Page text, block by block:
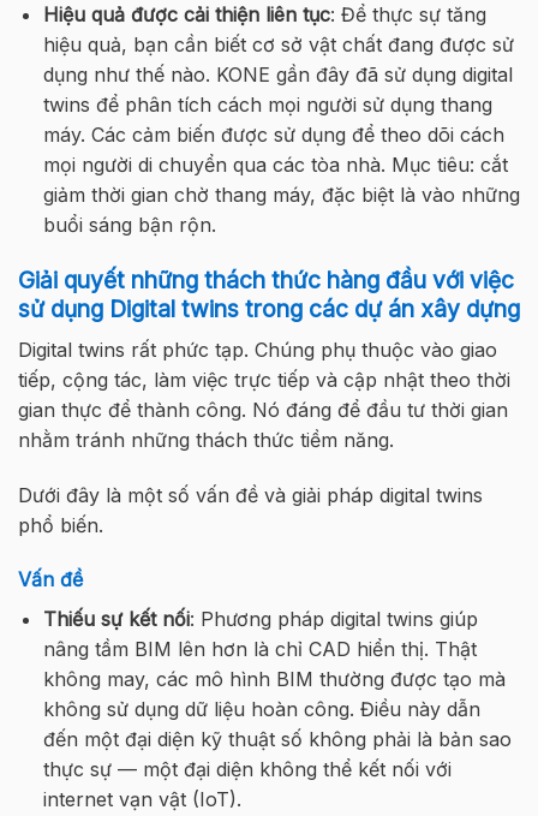
Hiệu quả được cải thiện liên tục: Để thực sự tăng
hiệu quả, bạn cần biết cơ sở vật chất đang được sử
dụng như thế nào. KONE gần đây đã sử dụng digital
twins để phân tích cách mọi người sử dụng thang
máy. Các cảm biến được sử dụng để theo dõi cách
mọi người di chuyển qua các tòa nhà. Mục tiêu: cắt
giảm thời gian chờ thang máy, đặc biệt là vào những
buổi sáng bận rộn.
Giải quyết những thách thức hàng đầu với việc
sử dụng Digital twins trong các dự án xây dựng
Digital twins rất phức tạp. Chúng phụ thuộc vào giao
tiếp, cộng tác, làm việc trực tiếp và cập nhật theo thời
gian thực để thành công. Nó đáng để đầu tư thời gian
nhằm tránh những thách thức tiềm năng.
Dưới đây là một số vấn đề và giải pháp digital twins
phổ biến.
Vấn đề
Thiếu sự kết nối: Phương pháp digital twins giúp
nâng tầm BIM lên hơn là chỉ CAD hiển thị. Thật
không may, các mô hình BIM thường được tạo mà
không sử dụng dữ liệu hoàn công. Điều này dẫn
đến một đại diện kỹ thuật số không phải là bản sao
thực sự — một đại diện không thể kết nối với
internet vạn vật (IoT).